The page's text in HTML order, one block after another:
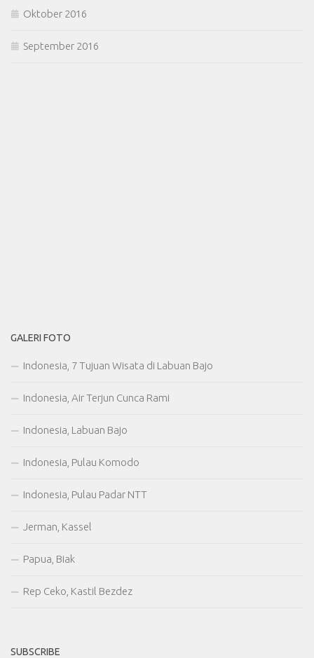
Oktober 2016
September 2016
GALERI FOTO
Indonesia, 7 Tujuan Wisata di Labuan Bajo
Indonesia, Air Terjun Cunca Rami
Indonesia, Labuan Bajo
Indonesia, Pulau Komodo
Indonesia, Pulau Padar NTT
Jerman, Kassel
Papua, Biak
Rep Ceko, Kastil Bezdez
SUBSCRIBE